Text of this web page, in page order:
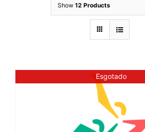
Show 12 Products
Esgotado